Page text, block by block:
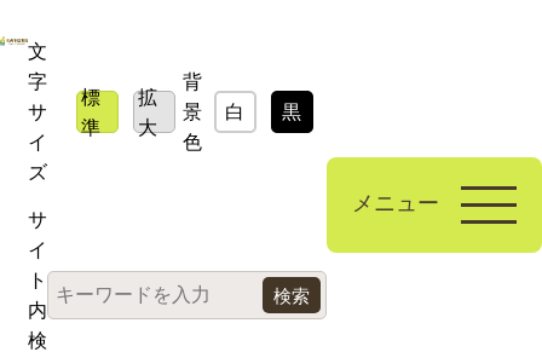
文
字
サ
イ
ズ
標
準
拡
大
背
景
色
白 黒
サ
イ
ト
内
検
メニュー